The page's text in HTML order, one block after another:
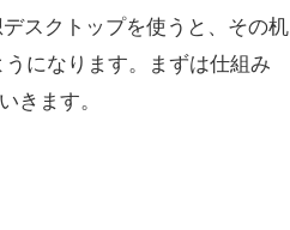
スクトップを使うと、その机
になります。まずは仕組み
きます。